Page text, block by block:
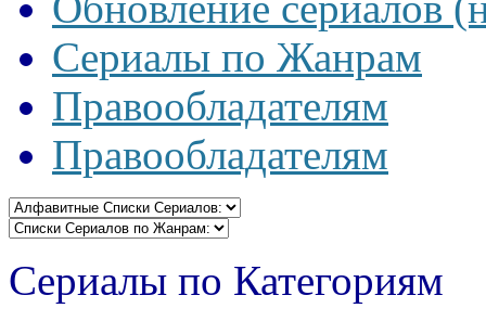
Сериалы по Жанрам
Правообладателям
Правообладателям
Сериалы по Категориям